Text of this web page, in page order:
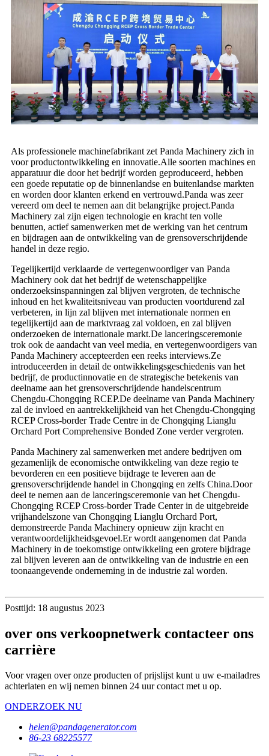
Als professionele machinefabrikant zet Panda Machinery zich in
voor productontwikkeling en innovatie.Alle soorten machines en
apparatuur die door het bedrijf worden geproduceerd, hebben
een goede reputatie op de binnenlandse en buitenlandse markten
en worden door klanten erkend en vertrouwd.Panda was zeer
vereerd om deel te nemen aan dit belangrijke project.Panda
Machinery zal zijn eigen technologie en kracht ten volle
benutten, actief samenwerken met de werking van het centrum
en bijdragen aan de ontwikkeling van de grensoverschrijdende
handel in deze regio.
Tegelijkertijd verklaarde de vertegenwoordiger van Panda
Machinery ook dat het bedrijf de wetenschappelijke
onderzoeksinspanningen zal blijven vergroten, de technische
inhoud en het kwaliteitsniveau van producten voortdurend zal
verbeteren, in lijn zal blijven met internationale normen en
tegelijkertijd aan de marktvraag zal voldoen, en zal blijven
onderzoeken de internationale markt.De lanceringsceremonie
trok ook de aandacht van veel media, en vertegenwoordigers van
Panda Machinery accepteerden een reeks interviews.Ze
introduceerden in detail de ontwikkelingsgeschiedenis van het
bedrijf, de productinnovatie en de strategische betekenis van
deelname aan het grensoverschrijdende handelscentrum
Chengdu-Chongqing RCEP.De deelname van Panda Machinery
zal de invloed en aantrekkelijkheid van het Chengdu-Chongqing
RCEP Cross-border Trade Centre in de Chongqing Lianglu
Orchard Port Comprehensive Bonded Zone verder vergroten.
Panda Machinery zal samenwerken met andere bedrijven om
gezamenlijk de economische ontwikkeling van deze regio te
bevorderen en een positieve bijdrage te leveren aan de
grensoverschrijdende handel in Chongqing en zelfs China.Door
deel te nemen aan de lanceringsceremonie van het Chengdu-
Chongqing RCEP Cross-border Trade Center in de uitgebreide
vrijhandelszone van Chongqing Lianglu Orchard Port,
demonstreerde Panda Machinery opnieuw zijn kracht en
verantwoordelijkheidsgevoel.Er wordt aangenomen dat Panda
Machinery in de toekomstige ontwikkeling een grotere bijdrage
zal blijven leveren aan de ontwikkeling van de industrie en een
toonaangevende onderneming in de industrie zal worden.
Posttijd: 18 augustus 2023
over ons verkoopnetwerk contacteer ons
carrière
Voor vragen over onze producten of prijslijst kunt u uw e-mailadres
achterlaten en wij nemen binnen 24 uur contact met u op.
ONDERZOEK NU
helen@pandagenerator.com
86-23 68225577